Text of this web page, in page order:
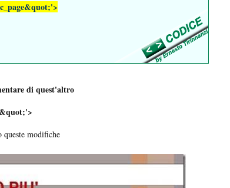
di quest'altro
queste modifiche